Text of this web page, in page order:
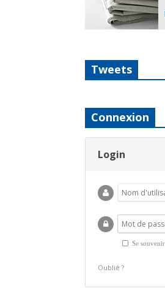
Tweets
Connexion
Login
Se
Oublié ?